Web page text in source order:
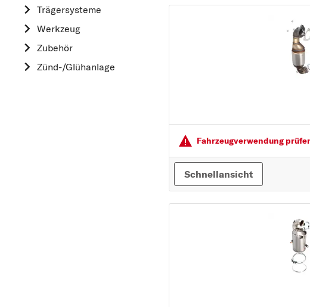
Trägersysteme
Werkzeug
Zubehör
Zünd-/Glühanlage
N
NISSAN
O
OPEL
Fahrzeugver­wendung
Schnellansicht